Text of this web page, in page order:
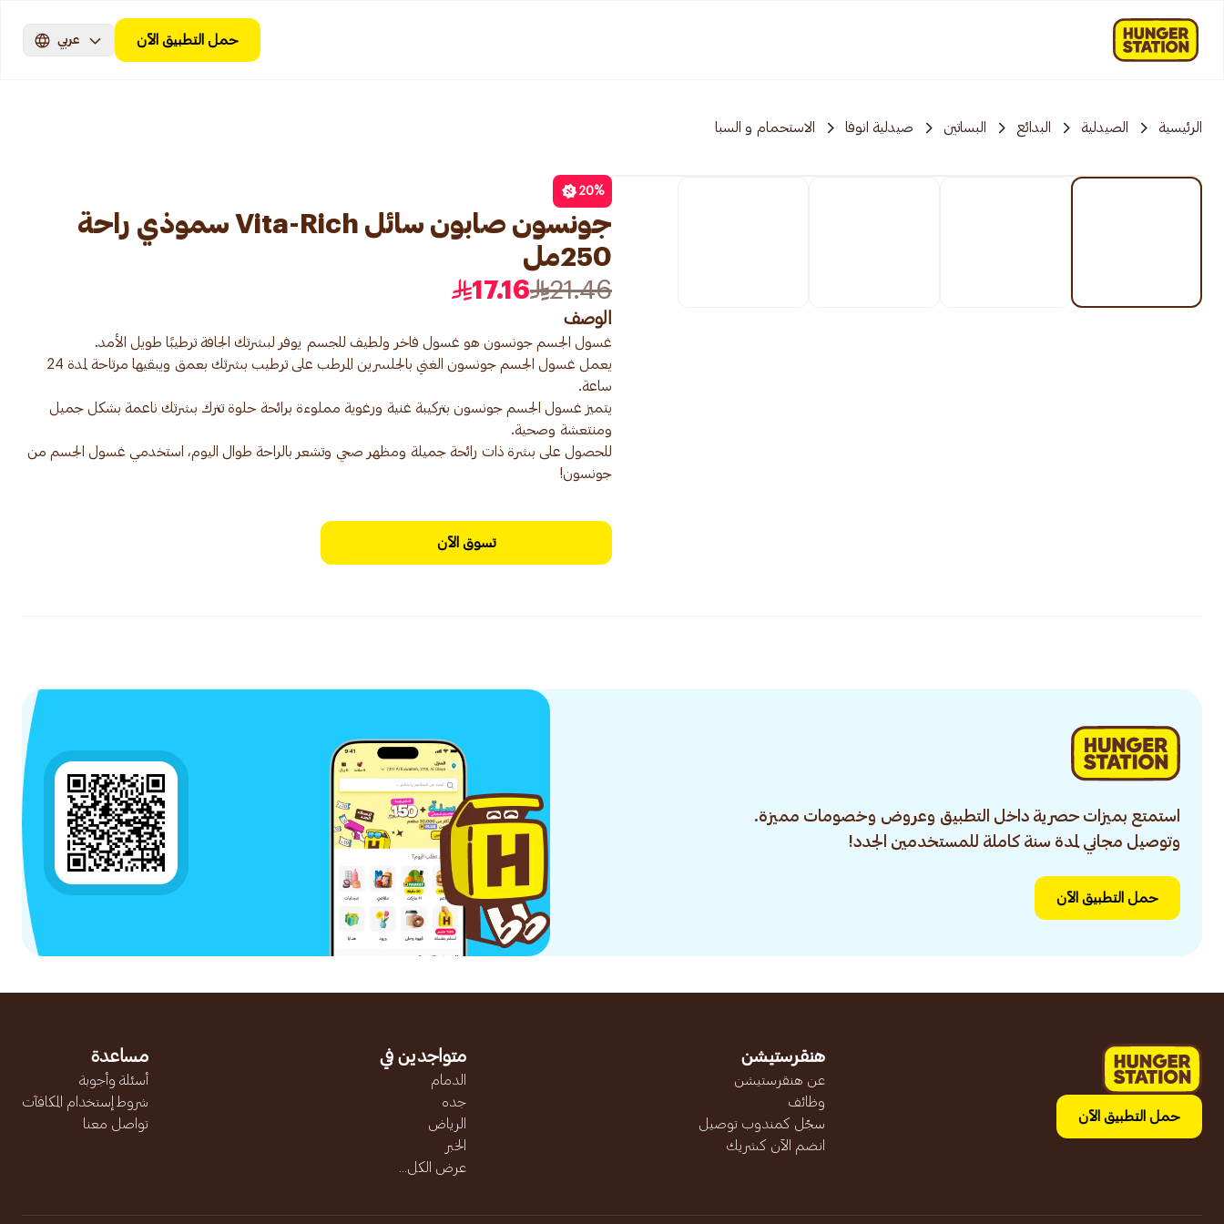
حمل التطبيق الآن عربي
الرئيسية الصيدلية البدائع البساتين صيدلية انوفا الاستحمام و السبا
20%
جونسون صابون سائل Vita-Rich سموذي راحة
250مل
21.46
17.16
الوصف
يعمل غسول الجسم جونسون الغني بالجلسرين المرطب على ترطيب بشرتك بعمق ويبقيها مرتاحة لمدة 24
يتميز غسول الجسم جونسون بتركيبة غنية ورغوية مملوءة برائحة حلوة تترك بشرتك ناعمة بشكل جميل
للحصول على بشرة ذات رائحة جميلة ومظهر صحي وتشعر بالراحة طوال اليوم، استخدمي غسول الجسم من
جونسون!
تسوق الآن
استمتع بميزات حصرية داخل التطبيق وعروض وخصومات مميزة.
وتوصيل مجاني لمدة سنة كاملة للمستخدمين الجدد!
حمل التطبيق الآن
حمل التطبيق الآن
هنقرستيشن
عن هنقرستيشن
وظائف
سجّل كمندوب توصيل
انضم الآن كشريك
متواجدين في
الدمام
جده
الرياض
الخبر
عرض الكل...
مساعدة
أسئلة وأجوبة
شروط إستخدام المكافآت
تواصل معنا